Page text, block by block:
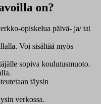
on?
opiskelua päivä- ja/ tai
Voi sisältää myös
sopiva koulutusmuoto.
täysin
verkossa.